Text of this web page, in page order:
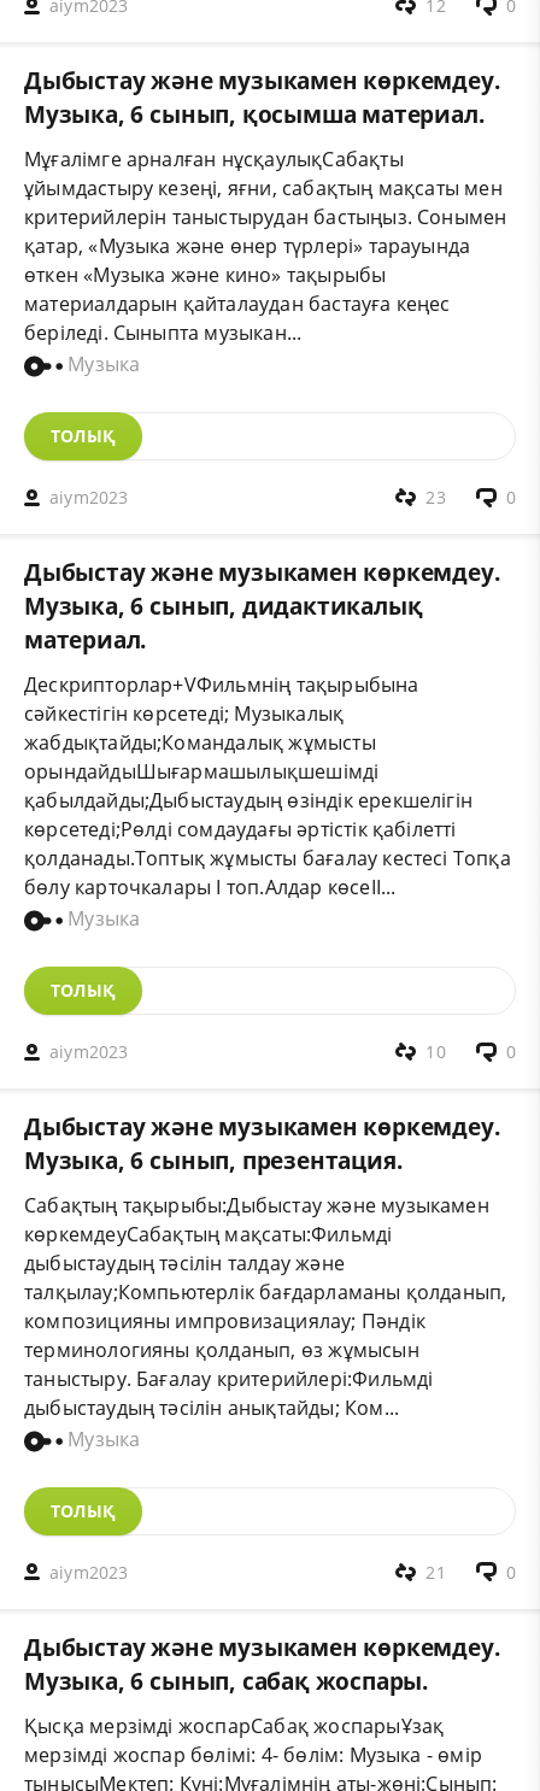
aiym2023 0
12
Дыбыстау және музыкамен көркемдеу.
Музыка, 6 сынып, қосымша материал.
Мұғалімге арналған нұсқаулықСабақты
ұйымдастыру кезеңі, яғни, сабақтың мақсаты мен
критерийлерін таныстырудан бастыңыз. Сонымен
қатар, «Музыка және өнер түрлері» тарауында
өткен «Музыка және кино» тақырыбы
материалдарын қайталаудан бастауға кеңес
беріледі. Сыныпта музыкан...
Музыка
ТОЛЫҚ
aiym2023 0
23
Дыбыстау және музыкамен көркемдеу.
Музыка, 6 сынып, дидактикалық
материал.
Дескрипторлар+VФильмнің тақырыбына
сәйкестігін көрсетеді; Музыкалық
жабдықтайды;Командалық жұмысты
орындайдыШығармашылықшешімді
қабылдайды;Дыбыстаудың өзіндік ерекшелігін
көрсетеді;Рөлді сомдаудағы әртістік қабілетті
қолданады.Топтық жұмысты бағалау кестесі Топқа
бөлу карточкалары І топ.Алдар көсеІІ...
Музыка
ТОЛЫҚ
aiym2023 0
10
Дыбыстау және музыкамен көркемдеу.
Музыка, 6 сынып, презентация.
Сабақтың тақырыбы:Дыбыстау және музыкамен
көркемдеуСабақтың мақсаты:Фильмді
дыбыстаудың тәсілін талдау және
талқылау;Компьютерлік бағдарламаны қолданып,
композицияны импровизациялау; Пәндік
терминологияны қолданып, өз жұмысын
таныстыру. Бағалау критерийлері:Фильмді
дыбыстаудың тәсілін анықтайды; Ком...
Музыка
ТОЛЫҚ
aiym2023 0
21
Дыбыстау және музыкамен көркемдеу.
Музыка, 6 сынып, сабақ жоспары.
Қысқа мерзімді жоспарСабақ жоспарыҰзақ
мерзімді жоспар бөлімі: 4- бөлім: Музыка - өмір
тынысыМектеп: Күні:Мұғалімнің аты-жөні:Сынып: